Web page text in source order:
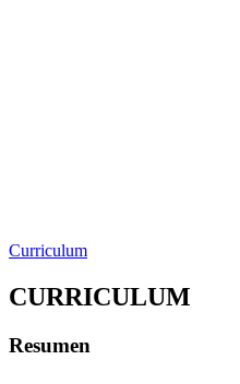
Curriculum
CURRICULUM
Resumen